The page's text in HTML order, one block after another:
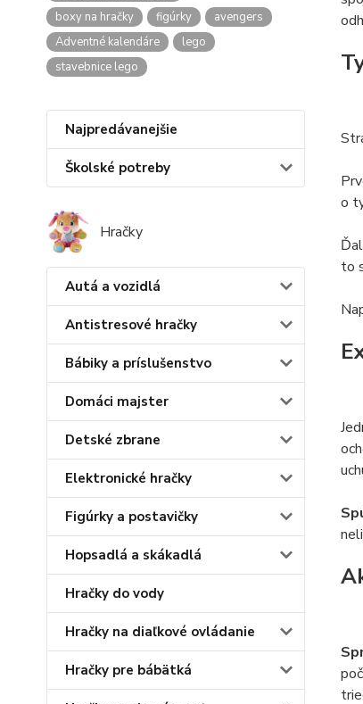
boxy na hračky
figúrky
avengers
Adventné kalendáre
lego
stavebnice lego
Najpredávanejšie
Školské potreby
Hračky
Autá a vozidlá
Antistresové hračky
Bábiky a príslušenstvo
Domáci majster
Detské zbrane
Elektronické hračky
Figúrky a postavičky
Hopsadlá a skákadlá
Hračky do vody
Hračky na diaľkové ovládanie
Hračky pre bábätká
o
to